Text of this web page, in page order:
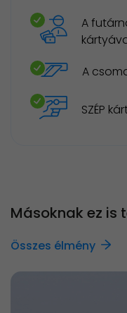
A
A
SZÉP
Másoknak ez is
Összes élmény